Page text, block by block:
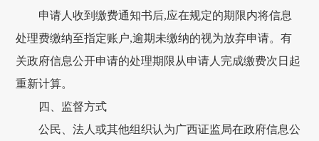
申请人收到缴费通知书后,应在规定的期限内将信息
处理费缴纳至指定账户,逾期未缴纳的视为放弃申请。有
关政府信息公开申请的处理期限从申请人完成缴费次日起
重新计算。
四、监督方式
公民、法人或其他组织认为广西证监局在政府信息公